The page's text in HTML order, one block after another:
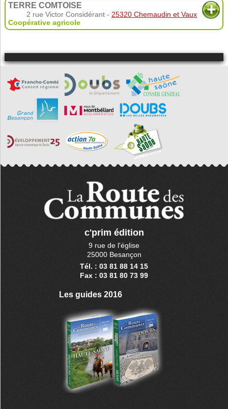
TERRE COMTOISE
2 rue Victor Considérant - 25320 Chemaudin et Vaux
Coopérative agricole
c'prim édition
9 rue de l'église
25000 Besançon
Tél. : 03 81 88 14 15
Fax : 03 81 80 73 99
Les guides 2016